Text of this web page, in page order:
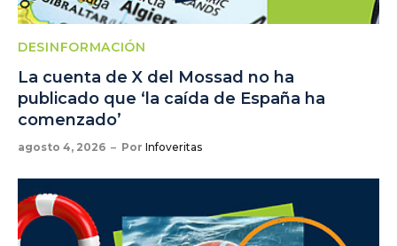
DESINFORMACIÓN
La cuenta de X del Mossad no ha
publicado que ‘la caída de España ha
comenzado’
agosto 4, 2026 Por Infoveritas